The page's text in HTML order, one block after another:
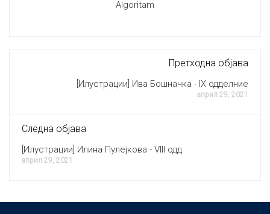
Algoritam
Претходна објава
[Илустрации] Ива Бошначка - IX одделние
април 29, 2021
Следна објава
[Илустрации] Илина Пулејкова - VIII одд
април 29, 2021